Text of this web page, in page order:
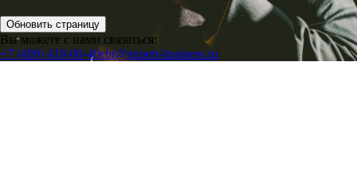
Обновить страницу
Вы можете с нами связаться:
+7 (499) 418-00-40ebr@expert-business.ru